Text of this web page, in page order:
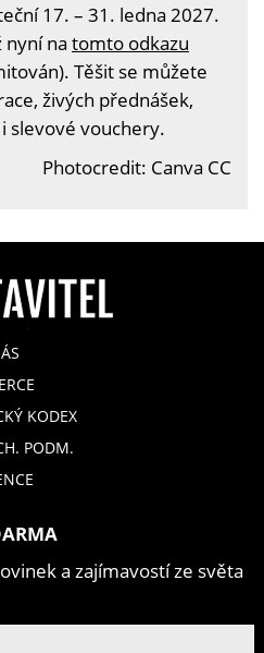
17. – 31. ledna 2027.
nyní na tomto odkazu
Těšit se můžete
živých přednášek,
slevové vouchery.
Photocredit: Canva CC
KODEX
PODM.
a zajímavostí ze světa